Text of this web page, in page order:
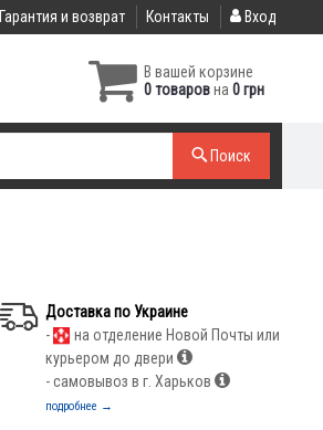
Гарантия и возврат Контакты Вход
В вашей корзине
0 товаровна 0 грн
Поиск
Доставка по Украине
-
на отделение Новой Почты или
курьером до двери
- самовывоз в г. Харьков
подробнее →